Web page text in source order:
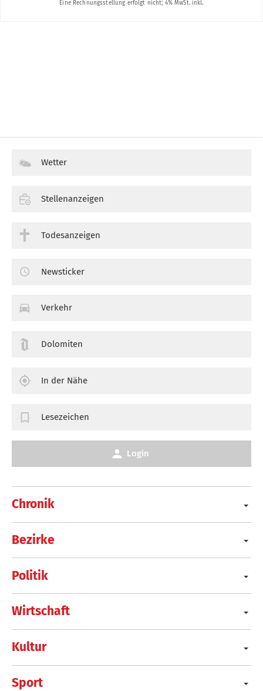
Chronik
Bezirke
Politik
Wirtschaft
Kultur
Sport
Wetter
Stellenanzeigen
Todesanzeigen
Newsticker
Verkehr
Dolomiten
In der Nähe
Lesezeichen
Login